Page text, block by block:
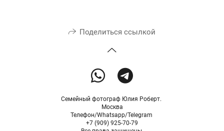
Поделиться ссылкой
Семейный фотограф Юлия Роберт.
Москва
Телефон/Whatsapp/Telegram
+7 (909) 925-70-79